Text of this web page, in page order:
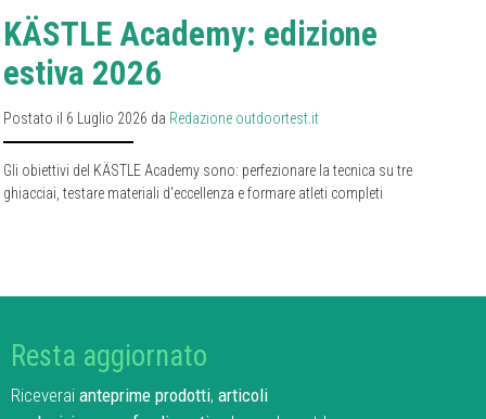
KÄSTLE Academy: edizione
estiva 2026
Postato il 6 Luglio 2026 da Redazione outdoortest.it
Gli obiettivi del KÄSTLE Academy sono: perfezionare la tecnica su tre
ghiacciai, testare materiali d'eccellenza e formare atleti completi
Resta aggiornato
Riceveraianteprime prodotti, articoli